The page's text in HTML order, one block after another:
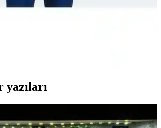
I Erkek Mont ve Kaban: Şık ve
yazıları